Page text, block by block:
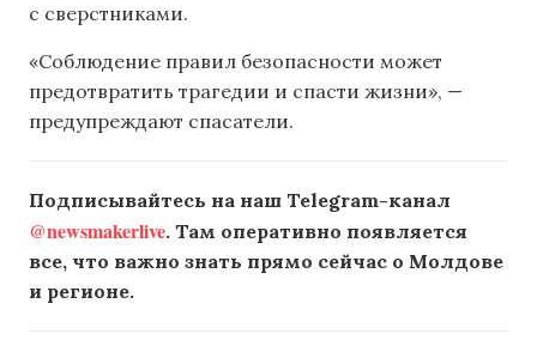
с сверстниками.
«Соблюдение правил безопасности может
предотвратить трагедии и спасти жизни», —
предупреждают спасатели.
Подписывайтесь на наш Telegram-канал
@newsmakerlive. Там оперативно появляется
все, что важно знать прямо сейчас о Молдове
и регионе.